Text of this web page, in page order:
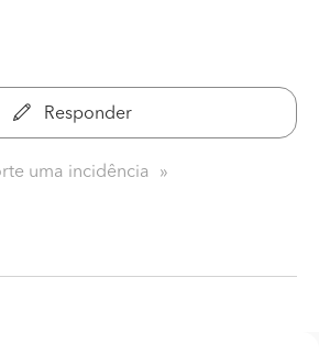
Responder
uma incidência